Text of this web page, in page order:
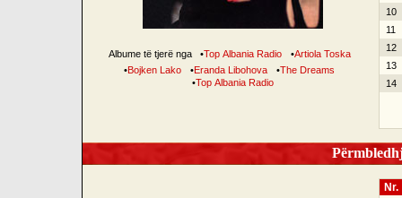
Albume të tjerë nga •Top Albania Radio •Artiola Toska
•Bojken Lako •Eranda Libohova •The Dreams
•Top Albania Radio
10
11
12
13
14
Nr.